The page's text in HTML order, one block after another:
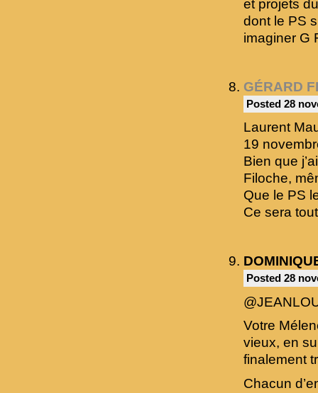
et projets
dont le PS
imaginer G
GÉRARD
Posted 28
Laurent
19
Bien que
Filoche,
Que le PS
Ce sera
Posted 28
Votre
vieux, en
finalement
Chacun